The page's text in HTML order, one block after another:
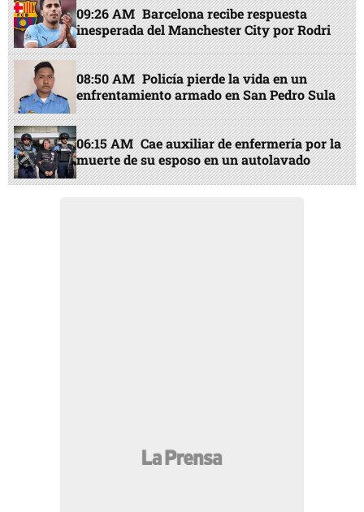
09:26 AM Barcelona recibe respuesta
inesperada del Manchester City por Rodri
08:50 AM Policía pierde la vida en un
enfrentamiento armado en San Pedro Sula
06:15 AM Cae auxiliar de enfermería por la
muerte de su esposo en un autolavado